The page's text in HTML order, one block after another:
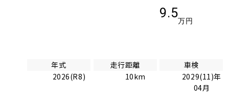
9.5
万円
年式
2026(R8)
走行距離
10km
車検
2029(11)年
04月